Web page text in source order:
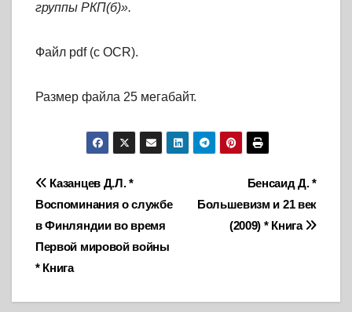
группы РКП(б)».
Файл pdf (с OCR).
Размер файла 25 мегабайт.
Навигация
по
записям
Бенсаид Д. *
Большевизм и 21 век
(2009) * Книга
Казанцев Д.Л. *
Воспоминания о службе
в Финляндии во время
Первой мировой войны
* Книга